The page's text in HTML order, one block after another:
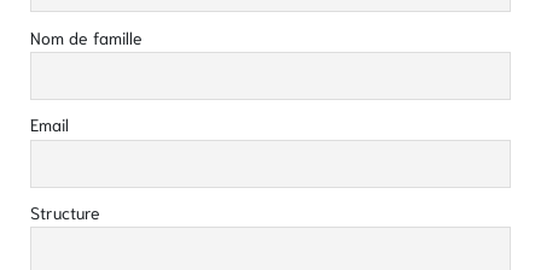
Nom de famille
Email
Structure